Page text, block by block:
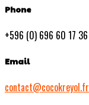
Phone
+596 (0) 696 60 17 36
Email
contact@cocokreyol.fr